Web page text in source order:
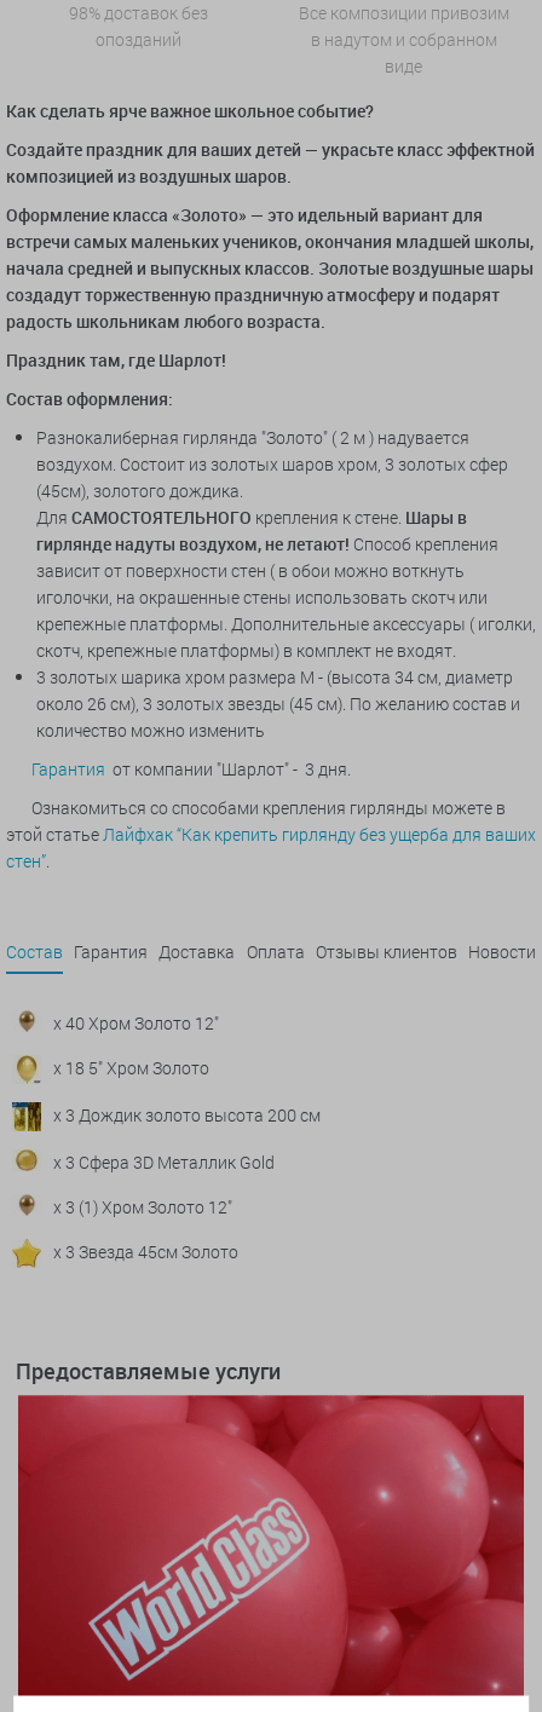
98% доставок без
опозданий
Все композиции привозим
в надутом и собранном
виде
Как сделать ярче важное школьное событие?
Создайте праздник для ваших детей — украсьте класс эффектной
композицией из воздушных шаров.
Оформление класса «Золото» — это идельный вариант для
встречи самых маленьких учеников, окончания младшей школы,
начала средней и выпускных классов. Золотые воздушные шары
создадут торжественную праздничную атмосферу и подарят
радость школьникам любого возраста.
Праздник там, где Шарлот!
Состав оформления:
Разнокалиберная гирлянда "Золото" ( 2 м ) надувается
воздухом. Состоит из золотых шаров хром, 3 золотых сфер
(45см), золотого дождика.
Для САМОСТОЯТЕЛЬНОГО крепления к стене. Шары в
гирлянде надуты воздухом, не летают! Способ крепления
зависит от поверхности стен ( в обои можно воткнуть
иголочки, на окрашенные стены использовать скотч или
крепежные платформы. Дополнительные аксессуары ( иголки,
скотч, крепежные платформы) в комплект не входят.
3 золотых шарика хром размера M - (высота 34 см, диаметр
около 26 см), 3 золотых звезды (45 см). По желанию состав и
количество можно изменить
Гарантия от компании "Шарлот" - 3 дня.
Ознакомиться со способами крепления гирлянды можете в
этой статьеЛайфхак “Как крепить гирлянду без ущерба для ваших
стен”.
Состав Гарантия Доставка Оплата Отзывы клиентов Новости
x 40 Хром Золото 12"
x 18 5" Хром Золото
x 3 Дождик золото высота 200 см
x 3 Сфера 3D Металлик Gold
x 3 (1) Хром Золото 12"
x 3 Звезда 45см Золото
Предоставляемые услуги